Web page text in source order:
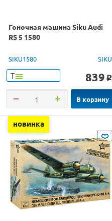
Гоночная машина Siku Audi
RS 5 1580
SIKU1580 SIKU
Т 839 o
В корзину
новинка